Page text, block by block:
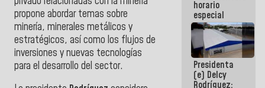
propone abordar temas sobre
minería, minerales metálicos y
estratégicos, así como los flujos de
inversiones y nuevas tecnologías
para el desarrollo del sector.
horario
especial
para
adaptarse
al plan de
ahorro
energético
Presidenta
(e) Delcy
Rodríguez: